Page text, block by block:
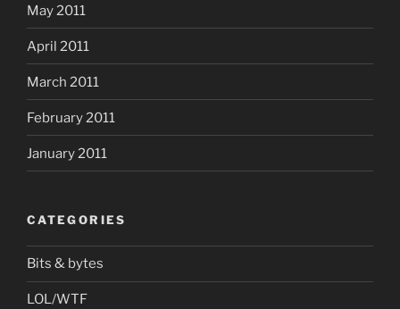
May 2011
April 2011
March 2011
February 2011
January 2011
CATEGORIES
Bits & bytes
LOL/WTF